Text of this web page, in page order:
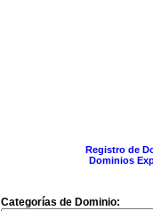
Registro de
Dominios
Categorías de Dominio: